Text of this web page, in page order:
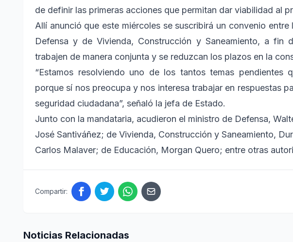
de definir las primeras acciones que permitan dar viabilidad al
Allí anunció que este miércoles se suscribirá un convenio
Defensa y de Vivienda, Construcción y Saneamiento, a fin
trabajen de manera conjunta y se reduzcan los plazos en la
“Estamos resolviendo uno de los tantos temas pendientes
porque sí nos preocupa y nos interesa trabajar en respuestas
seguridad ciudadana”, señaló la jefa de Estado.
Junto con la mandataria, acudieron el ministro de Defensa,
José Santiváñez; de Vivienda, Construcción y Saneamiento,
Carlos Malaver; de Educación, Morgan Quero; entre otras
Compartir:
Noticias Relacionadas